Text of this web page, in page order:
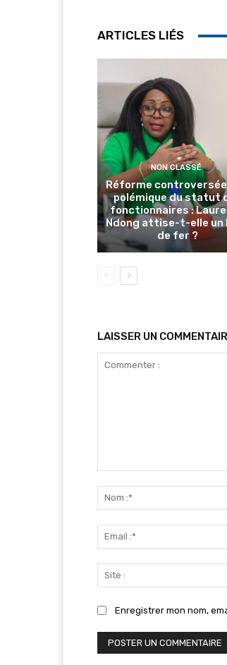
ARTICLES LIÉS
NON CLASSÉ
Réforme
polémique du statut
fonctionnaires :
Ndong attise-t-elle un
de fer ?
LAISSER UN
Enregistrer mon nom,